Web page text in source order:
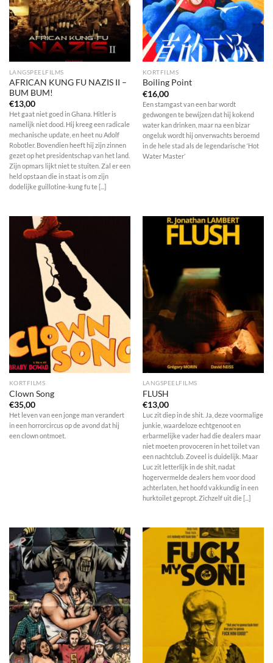
LANGSPEELFILMS
AFRICAN KUNG FU NAZIS II –
BUM BUM!
€13,00
Het gaat niet goed in Ghana. Hitler is
namelijk niet dood. Hij kreeg een radicale
mechanische update, en heet nu Adolf
Robotler. Bovendien heeft hij zijn zinnen
gezet op het presidentschap van het land.
Zijn opmars lijkt niet te stuiten. Zal er een
held opstaan die in staat is om zijn
dodelijke guillotine-kung fu te [...]
KORTFILMS
Boiling Point
€16,00
Een stamgast van een bar wordt
gedwongen te bewijzen dat hij kokend
water kan drinken, maar na een bizar
ongeluk wordt hij onverwachts beroemd
in de hele stad als de legendarische ‘Hot
Water Master’
KORTFILMS
Clown Song
€35,00
Het leven van een jonge man verandert
in een horrorcircus op de avond dat hij
een clown ontmoet.
LANGSPEELFILMS
FLUSH
€13,00
Luc zit diep in de shit. Ja, deze voormalige
junkie, waardeloze echtgenoot en
erbarmelijke vader had die dealers maar
niet moeten provoceren in het toilet van
een nachtclub. Zoveel is duidelijk. Maar
Luc zit letterlijk in de shit, nadat
hogervermelde dealers hem voor dood
achterlaten, het hoofd vakkundig in een
hurktoilet gepropt. Zichzelf uit die [...]